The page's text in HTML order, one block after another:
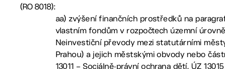
(RO 8018):
aa) zvýšení finančních prostředků na
vlastním fondům v rozpočtech územní
Neinvestiční převody mezi statutárními
Prahou) a jejich městskými obvody nebo
13011 – Sociálně-právní ochrana dětí, ÚZ